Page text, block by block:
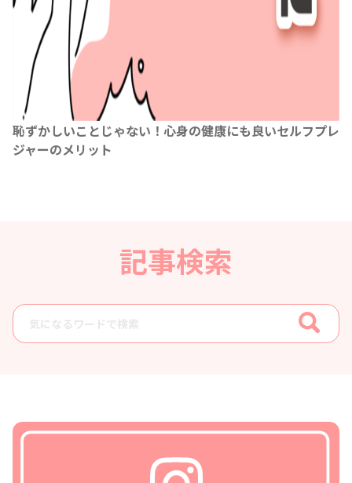
恥ずかしいことじゃない！心身の健康にも良いセルフプレ
ジャーのメリット
記事検索